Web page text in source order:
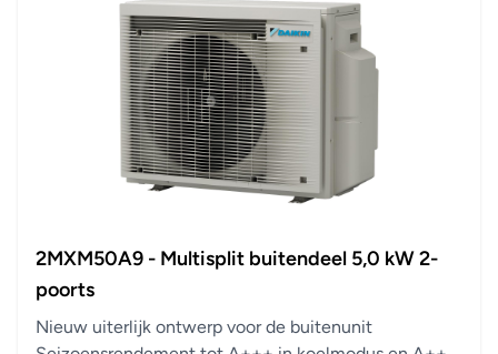
Automatische herstart
Na een stroomuitval wordt het binnendeel automatisch
opnieuw opgestart met de oorspronkelijke instellingen.
Geschikt voor multi-split
Er kunnen maximaal 5 binnenunits, zelfs met
verschillende capaciteiten, worden aangesloten op één
worden bestuurd binnen dezelfde modus (verwarmen of
koelen).
Het Coanda-effect optimaliseert de luchtstroom in
2MXM50A9 - Multisplit buitendeel 5,0 kW 2-
poorts
Nieuw uiterlijk ontwerp voor de buitenunit